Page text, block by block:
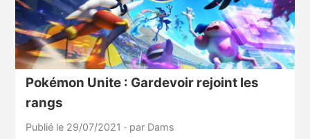
Pokémon Unite : Gardevoir rejoint les
rangs
Publié le 29/07/2021 · par Dams